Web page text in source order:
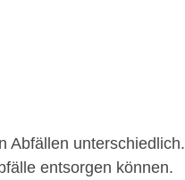
Abfällen unterschiedlich.
entsorgen können.